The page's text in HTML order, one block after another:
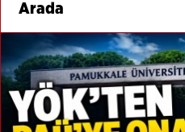
Arada